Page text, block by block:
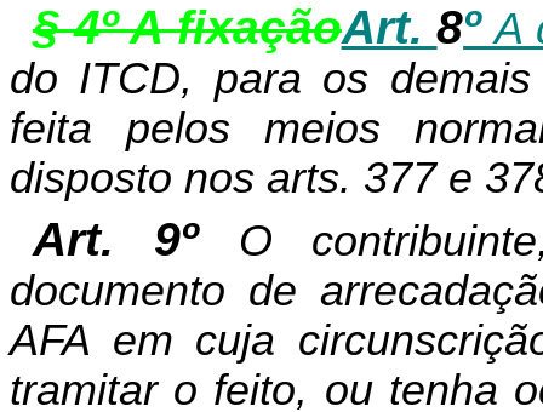
§ 4º A fixaçãoArt.8ºA
do ITCD, para os
feita pelos meios
disposto nos arts. 377 e
Art. 9º O
documento de
AFA em cuja
tramitar o feito, ou tenha